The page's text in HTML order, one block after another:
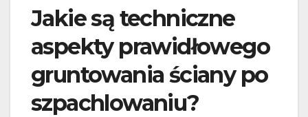
Jakie są techniczne
aspekty prawidłowego
gruntowania ściany po
szpachlowaniu?